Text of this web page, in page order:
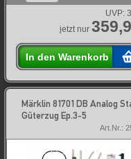
UVP:
jetzt nur
In den Warenkorb
Märklin 81701 DB Analog
Güterzug Ep.3-5
Art.Nr.: